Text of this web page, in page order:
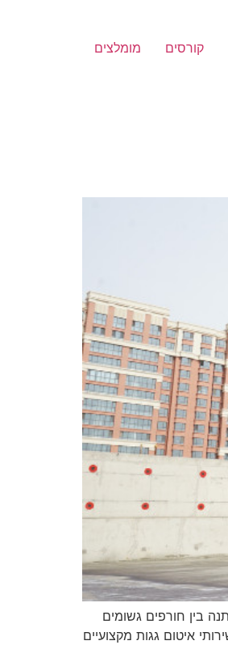
קורסים מומלצים
בין חורפים גשומים
איטום גגות מקצועיים